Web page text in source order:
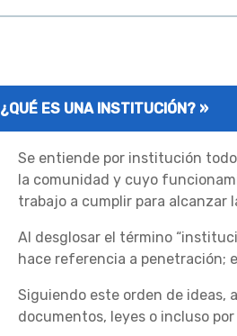
¿QUÉ ES UNA INSTITUCIÓN? »
Se entiende por institución
la comunidad y cuyo
trabajo a cumplir para alcanzar
Al desglosar el término
hace referencia a penetración;
Siguiendo este orden de ideas,
documentos, leyes o incluso